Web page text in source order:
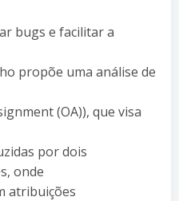
bugs e facilitar a
propõe uma análise de
(OA)), que visa
por dois
onde
atribuições